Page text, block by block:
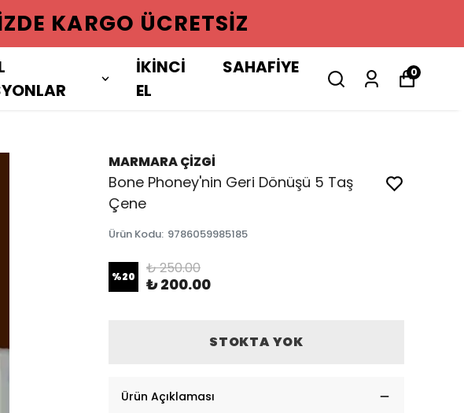
KARGO ÜCRETSIZ
İKİNCİ
EL
SAHAFİYE 0
MARMARA ÇİZGİ
Bone Phoney'nin Geri Dönüşü 5 Taş
Çene
Ürün Kodu: 9786059985185
%20 ₺ 250.00
₺ 200.00
STOKTA YOK
Ürün Açıklaması